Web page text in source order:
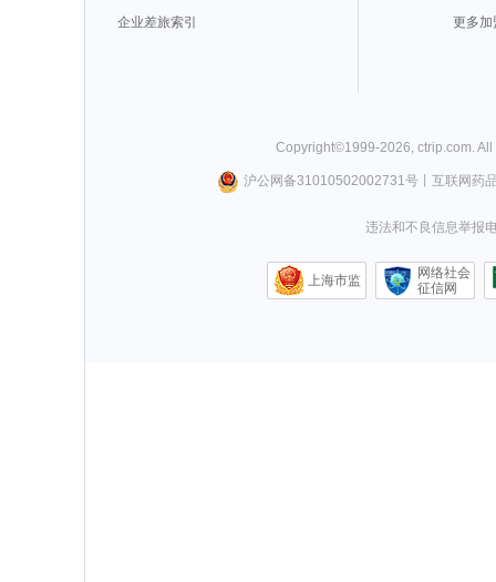
企业差旅索引
更多加
Copyright©1999-2026 ctrip.com .
沪公网备31010502002731号丨 互联网药
违法和不良信息举报
上海市监
网络社会
征信网